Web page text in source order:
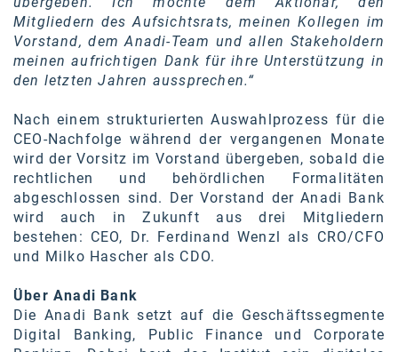
TEDAI
TheVentury
VELUX
vivo
WALTER GROUP
WEB Windenergie AG
WEconomy - Diversity works!
Calle Libre
ÖZSV
Media
Mitgliedern des Aufsichtsrats, meinen Kollegen im
Vorstand, dem Anadi-Team und allen Stakeholdern
meinen aufrichtigen Dank für ihre Unterstützung in
den letzten Jahren aussprechen.“
Nach einem strukturierten Auswahlprozess für die
CEO-Nachfolge während der vergangenen Monate
wird der Vorsitz im Vorstand übergeben, sobald die
rechtlichen und behördlichen Formalitäten
abgeschlossen sind. Der Vorstand der Anadi Bank
wird auch in Zukunft aus drei Mitgliedern
bestehen: CEO, Dr. Ferdinand Wenzl als CRO/CFO
und Milko Hascher als CDO.
Über Anadi Bank
Die Anadi Bank setzt auf die Geschäftssegmente
Digital Banking, Public Finance und Corporate